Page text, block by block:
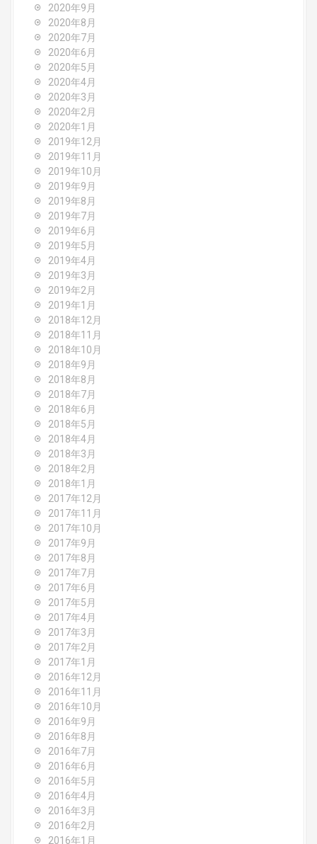
2020年9月
2020年8月
2020年7月
2020年6月
2020年5月
2020年4月
2020年3月
2020年2月
2020年1月
2019年12月
2019年11月
2019年10月
2019年9月
2019年8月
2019年7月
2019年6月
2019年5月
2019年4月
2019年3月
2019年2月
2019年1月
2018年12月
2018年11月
2018年10月
2018年9月
2018年8月
2018年7月
2018年6月
2018年5月
2018年4月
2018年3月
2018年2月
2018年1月
2017年12月
2017年11月
2017年10月
2017年9月
2017年8月
2017年7月
2017年6月
2017年5月
2017年4月
2017年3月
2017年2月
2017年1月
2016年12月
2016年11月
2016年10月
2016年9月
2016年8月
2016年7月
2016年6月
2016年5月
2016年4月
2016年3月
2016年2月
2016年1月